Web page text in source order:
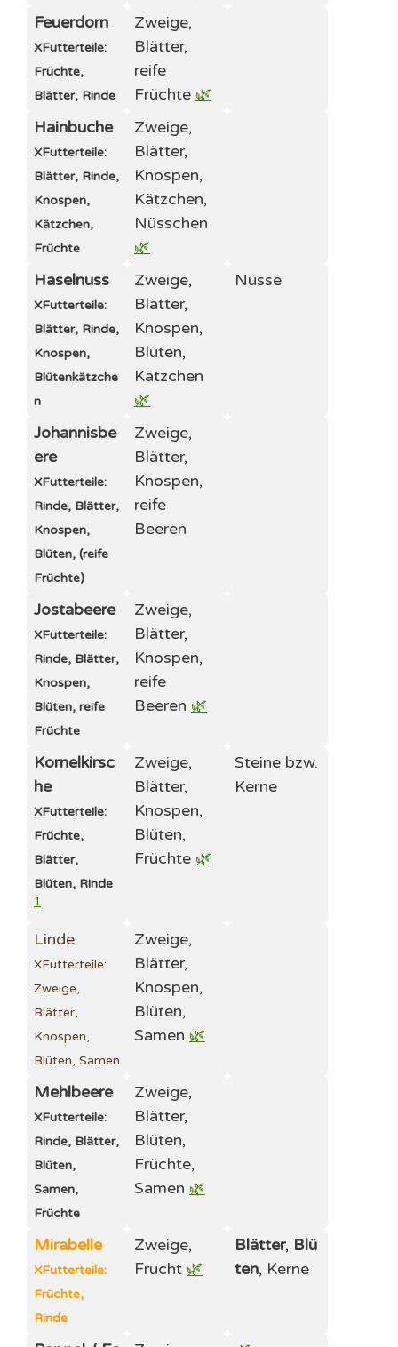
Feuerdorn
XFutterteile:
Früchte,
Blätter, Rinde
Zweige,
Blätter,
reife
Früchte 🌿
Hainbuche
XFutterteile:
Blätter, Rinde,
Knospen,
Kätzchen,
Früchte
Zweige,
Blätter,
Knospen,
Kätzchen,
Nüsschen
🌿
Haselnuss
XFutterteile:
Blätter, Rinde,
Knospen,
Blütenkätzche
n
Zweige,
Blätter,
Knospen,
Blüten,
Kätzchen
🌿
Nüsse
Johannisbe
ere
XFutterteile:
Rinde, Blätter,
Knospen,
Blüten, (reife
Früchte)
Zweige,
Blätter,
Knospen,
reife
Beeren
Jostabeere
XFutterteile:
Rinde, Blätter,
Knospen,
Blüten, reife
Früchte
Zweige,
Blätter,
Knospen,
reife
Beeren 🌿
Kornelkirsc
he
XFutterteile:
Früchte,
Blätter,
Blüten, Rinde
1
Zweige,
Blätter,
Knospen,
Blüten,
Früchte 🌿
Steine bzw.
Kerne
Linde
XFutterteile:
Zweige,
Blätter,
Knospen,
Blüten, Samen
Zweige,
Blätter,
Knospen,
Blüten,
Samen 🌿
Mehlbeere
XFutterteile:
Rinde, Blätter,
Blüten,
Samen,
Früchte
Zweige,
Blätter,
Blüten,
Früchte,
Samen 🌿
Mirabelle
XFutterteile:
Früchte,
Rinde
Zweige,
Frucht 🌿
Blätter, Blü
ten, Kerne